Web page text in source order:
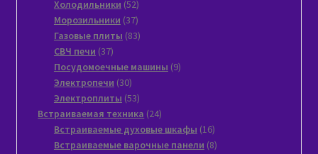
Холодильники 5252
товара
Морозильники 3737
товаров
Газовые плиты 8383
СВЧ печи 3737
товаров
Посудомоечные машины 99
Электропечи 3030
товаров
Электроплиты 5353
товара
Встраиваемая техника 2424
товара
Встраиваемые духовые шкафы 1616
товаров
Встраиваемые варочные панели 88